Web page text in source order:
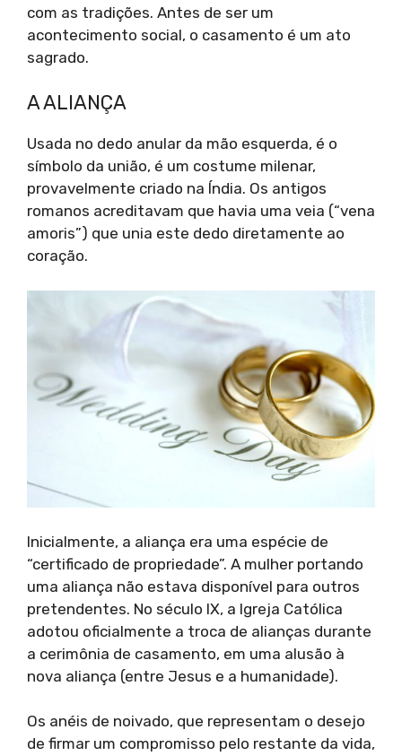
com as tradições. Antes de ser um
acontecimento social, o casamento é um ato
sagrado.
A ALIANÇA
Usada no dedo anular da mão esquerda, é o
símbolo da união, é um costume milenar,
provavelmente criado na Índia. Os antigos
romanos acreditavam que havia uma veia (“vena
amoris”) que unia este dedo diretamente ao
coração.
Inicialmente, a aliança era uma espécie de
“certificado de propriedade”. A mulher portando
uma aliança não estava disponível para outros
pretendentes. No século IX, a Igreja Católica
adotou oficialmente a troca de alianças durante
a cerimônia de casamento, em uma alusão à
nova aliança (entre Jesus e a humanidade).
Os anéis de noivado, que representam o desejo
de firmar um compromisso pelo restante da vida,